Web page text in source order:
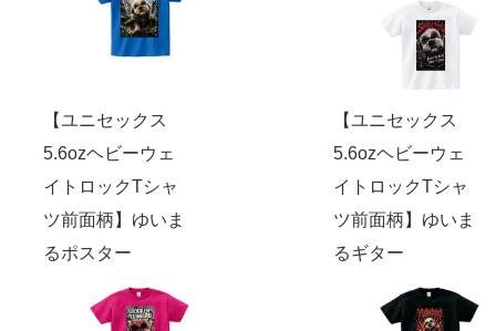
【ユニセックス
5.6ozヘビーウェ
イトロックTシャ
ツ前面柄】ゆいま
るポスター
【ユニセックス
5.6ozヘビーウェ
イトロックTシャ
ツ前面柄】ゆいま
るギター